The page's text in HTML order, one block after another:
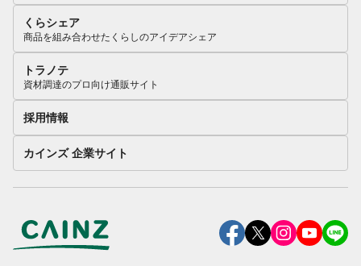
くらシェア
商品を組み合わせたくらしのアイデアシェア
トラノテ
資材調達のプロ向け通販サイト
採用情報
カインズ 企業サイト